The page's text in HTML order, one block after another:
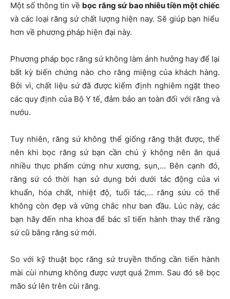
Một số thông tin về bọc răng sứ bao nhiêu tiền một chiếc
và các loại răng sứ chất lượng hiện nay. Sẽ giúp bạn hiểu
hơn về phương pháp hiện đại này.
Phương pháp bọc răng sứ không làm ảnh hưởng hay để lại
bất kỳ biến chứng nào cho răng miệng của khách hàng.
Bởi vì, chất liệu sứ đã được kiểm định nghiêm ngặt theo
các quy định của Bộ Y tế, đảm bảo an toàn đối với răng và
nướu.
Tuy nhiên, răng sứ không thể giống răng thật được, thế
nên khi bọc răng sứ bạn cần chú ý không nên ăn quá
nhiều thực phẩm cứng như xương, sụn,… Bên cạnh đó,
răng sứ có thời hạn sử dụng bởi dưới tác động của vi
khuẩn, hóa chất, nhiệt độ, tuổi tác,… răng sứu có thể
không còn đẹp và vững chắc như ban đầu. Lúc này, các
bạn hãy đến nha khoa để bác sĩ tiến hành thay thế răng
sứ cũ bằng răng sứ mới.
So với kỹ thuật bọc răng sứ truyền thống cần tiến hành
mài cùi nhưng không được vượt quá 2mm. Sau đó sẽ bọc
mão sứ lên trên cùi răng.